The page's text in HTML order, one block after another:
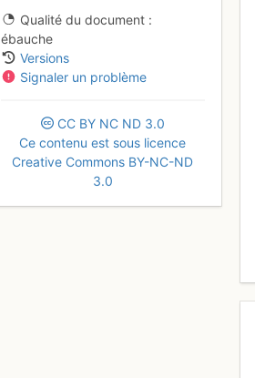
Qualité du document
ébauche
Versions
Signaler un problème
CC BY NC ND 3.0
Ce contenu est sous licence
Creative Commons BY-NC-ND
3.0